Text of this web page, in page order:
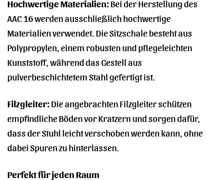
Hochwertige Materialien:Bei der Herstellung des
AAC 16 werden ausschließlich hochwertige
Materialien verwendet. Die Sitzschale besteht aus
Polypropylen, einem robusten und pflegeleichten
Kunststoff, während das Gestell aus
pulverbeschichtetem Stahl gefertigt ist.
Filzgleiter:Die angebrachten Filzgleiter schützen
empfindliche Böden vor Kratzern und sorgen dafür,
dass der Stuhl leicht verschoben werden kann, ohne
dabei Spuren zu hinterlassen.
Perfekt für jeden Raum